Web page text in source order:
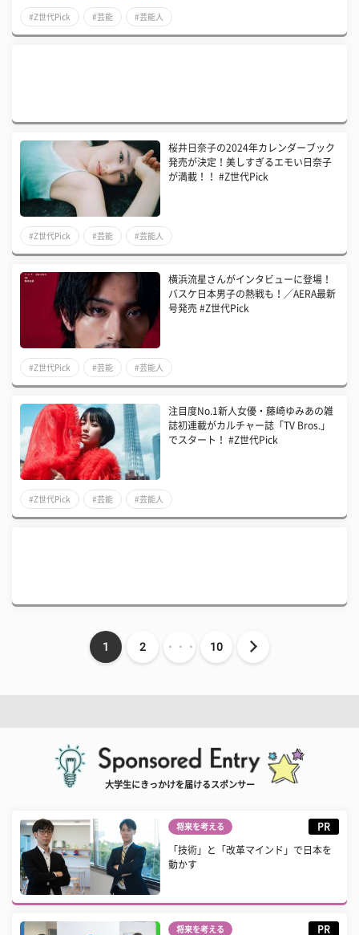
#Z世代Pick #芸能 #芸能人
桜井日奈子の2024年カレンダーブック
発売が決定！美しすぎるエモい日奈子
が満載！！ #Z世代Pick
#Z世代Pick #芸能 #芸能人
横浜流星さんがインタビューに登場！
バスケ日本男子の熱戦も！／AERA最新
号発売 #Z世代Pick
#Z世代Pick #芸能 #芸能人
注目度No.1新人女優・藤崎ゆみあの雑
誌初連載がカルチャー誌「TV Bros.」
でスタート！ #Z世代Pick
#Z世代Pick #芸能 #芸能人
1 2 ・・・ 10
大学生にきっかけを届けるスポンサー
将来を考える PR
「技術」と「改革マインド」で日本を
動かす
将来を考える PR